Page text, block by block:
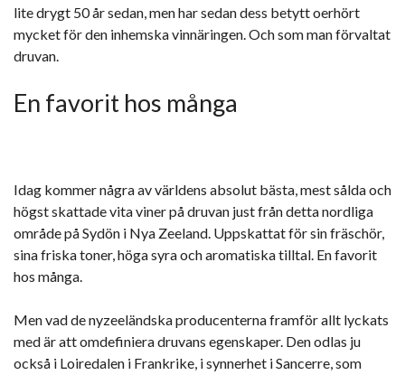
lite drygt 50 år sedan, men har sedan dess betytt oerhört
mycket för den inhemska vinnäringen. Och som man förvaltat
druvan.
En favorit hos många
Idag kommer några av världens absolut bästa, mest sålda och
högst skattade vita viner på druvan just från detta nordliga
område på Sydön i Nya Zeeland. Uppskattat för sin fräschör,
sina friska toner, höga syra och aromatiska tilltal. En favorit
hos många.
Men vad de nyzeeländska producenterna framför allt lyckats
med är att omdefiniera druvans egenskaper. Den odlas ju
också i Loiredalen i Frankrike, i synnerhet i Sancerre, som